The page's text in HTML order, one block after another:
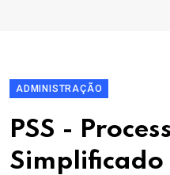
ADMINISTRAÇÃO
PSS -